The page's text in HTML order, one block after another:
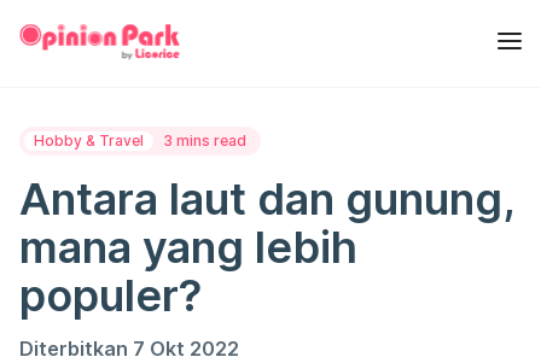
Hobby & Travel 3 mins read
Antara laut dan gunung,
mana yang lebih
populer?
Diterbitkan 7 Okt 2022